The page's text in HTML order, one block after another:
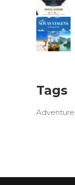
Tags
Adventure